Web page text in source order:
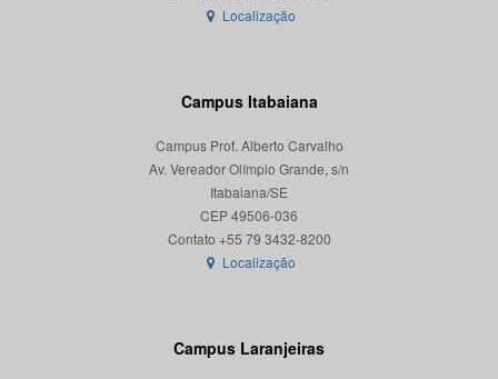
Localização
Campus Itabaiana
Campus Prof. Alberto Carvalho
Av. Vereador Olímpio Grande, s/n
Itabaiana/SE
CEP 49506-036
Localização
Campus Laranjeiras